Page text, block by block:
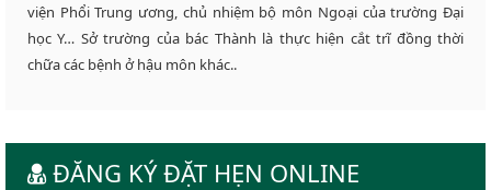
viện Phổi Trung ương, chủ nhiệm bộ môn Ngoại của trường Đại
học Y… Sở trường của bác Thành là thực hiện cắt trĩ đồng thời
chữa các bệnh ở hậu môn khác..
ĐĂNG KÝ ĐẶT HẸN ONLINE